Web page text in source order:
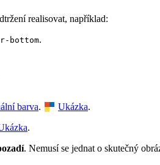
realisovat, například:
bottom.
barva. Ukázka.
.
. Nemusí se jednat o skutečný